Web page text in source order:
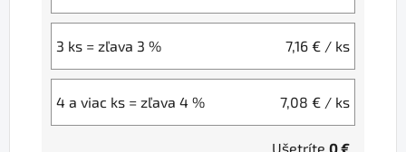
3 ks = zľava 3 % 7,16 € / ks
4 a viac ks = zľava 4 % 7,08 € / ks
Ušetríte 0 €